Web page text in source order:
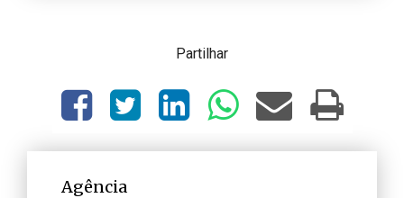
Partilhar
Agência